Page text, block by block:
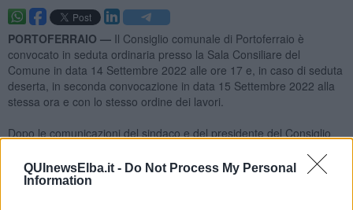
QUInewsElba.it - Do Not Process My Personal
Information
PORTOFERRAIO — Il Consiglio comunale di Portoferraio è
convocato in seduta ordinaria presso la Sala Consiliare del
Comune in data 14 Settembre 2022 alle ore 17 e, in caso di seduta
deserta, in seconda convocazione in data 15 Settembre 2022 alla
stessa ora e con lo stesso ordine dei lavori.
Dopo le comunicazioni del sindaco e del presidente del Consiglio
precedente e alla cmunicazione di prelevamento dal fondo di
riserva (Art. 19 del Regolamento di Contabilità - Delibera G.C.